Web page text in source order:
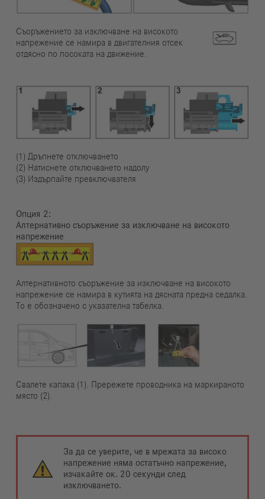
Съоръжението за изключване на високото
напрежение се намира в двигателния отсек
отдясно по посоката на движение.
(1) Дръпнете отключването
(2) Натиснете отключването надолу
(3) Издърпайте превключвателя
Опция
Алтернативно съоръжение за изключване на високото
напрежение
Алтернативното съоръжение за изключване на високото
напрежение се намира в кутията на дясната предна седалка.
То е обозначено с указателна табелка.
Свалете капака (1). Прережете проводника на маркираното
място (2).
За да се уверите, че в мрежата за високо
напрежение няма остатъчно напрежение,
изчакайте ок. 20 секунди след
изключването.